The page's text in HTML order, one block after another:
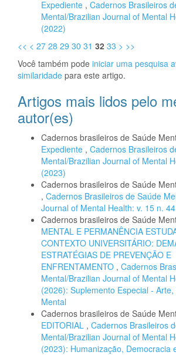
Expediente , Cadernos Brasileiros
Mental/Brazilian Journal of Mental
(2022)
<< < 27 28 29 30 31 32 33 > >>
Você também pode iniciar uma pesquisa
similaridade para este artigo.
Artigos mais lidos pelo
autor(es)
Cadernos brasileiros de Saúde
Expediente , Cadernos Brasileiros
Mental/Brazilian Journal of Mental
(2023)
Cadernos brasileiros de Saúde
, Cadernos Brasileiros de Saúde
Journal of Mental Health: v. 15 n.
Cadernos brasileiros de Saúde
MENTAL E PERMANÊNCIA
CONTEXTO UNIVERSITÁRIO:
ESTRATÉGIAS DE PREVENÇÃO E
ENFRENTAMENTO , Cadernos
Mental/Brazilian Journal of Mental
(2026): Suplemento Especial -
Mental
Cadernos brasileiros de Saúde
EDITORIAL , Cadernos Brasileiros
Mental/Brazilian Journal of Mental
(2023): Humanização, Democracia